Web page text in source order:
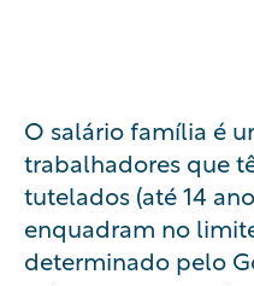
O salário família é
trabalhadores que
tutelados (até 14
enquadram no
determinado pelo